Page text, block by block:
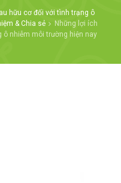
hữu cơ đối với tình trạng ô
& Chia sẻ
Những lợi ích
nhiễm môi trường hiện nay